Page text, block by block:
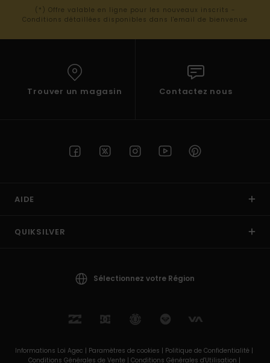
(*) Offre valable en ligne pour les nouveaux inscrits -
Conditions détaillées disponibles dans l'email de bienvenue
Trouver un magasin Contactez nous
AIDE
QUIKSILVER
Sélectionnez votre Région
Informations Loi Agec | Paramètres de cookies | Politique de Confidentialité |
Conditions Générales de Vente | Conditions Générales d'Utilisation |